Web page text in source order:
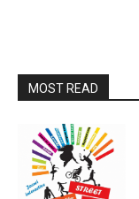
MOST READ